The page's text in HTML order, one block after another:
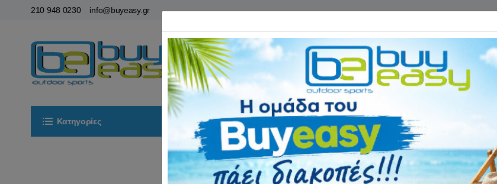
210 948 0230 info@buyeasy.gr
Κατηγορίες Αρχική ΕΙΔΗ CAMPING
Αρχική ΠΟΔΗΛΑΤΑ - ΑΞΕΣΟΥΑΡ Ποδήλατα